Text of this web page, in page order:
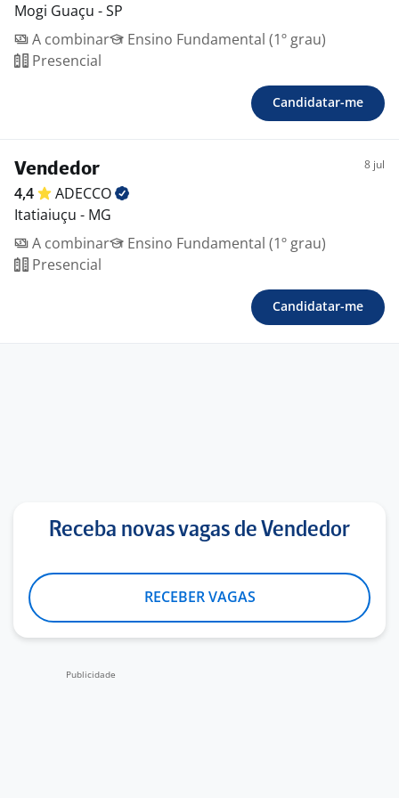
Mogi Guaçu - SP
A combinar
Ensino Fundamental (1º grau)
Presencial
Candidatar-me
Vendedor 8 jul
4,4
ADECCO
Itatiaiuçu - MG
A combinar
Ensino Fundamental (1º grau)
Presencial
Candidatar-me
Receba novas vagas de Vendedor
RECEBER VAGAS